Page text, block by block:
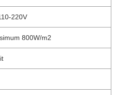
220V
800W/m2